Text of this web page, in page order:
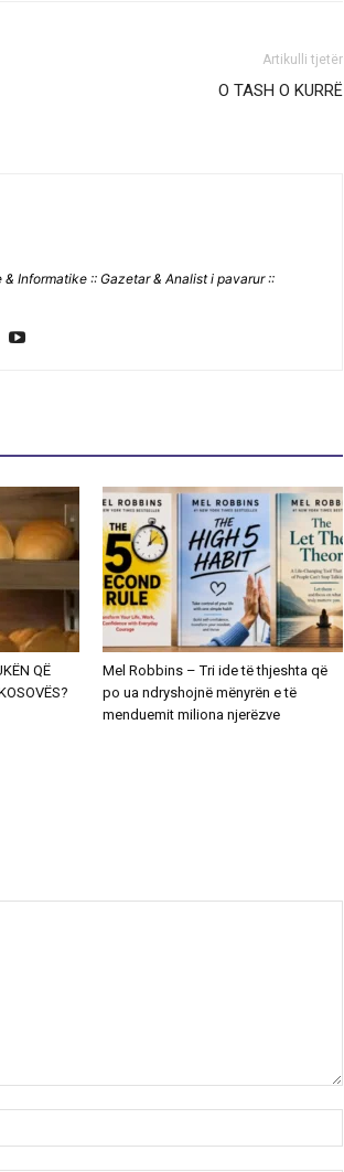
Artikulli tjetër
O TASH O KURRË
Informatike :: Gazetar & Analist i pavarur ::
QË
Mel Robbins – Tri ide të thjeshta që
po ua ndryshojnë mënyrën e të
menduemit miliona njerëzve